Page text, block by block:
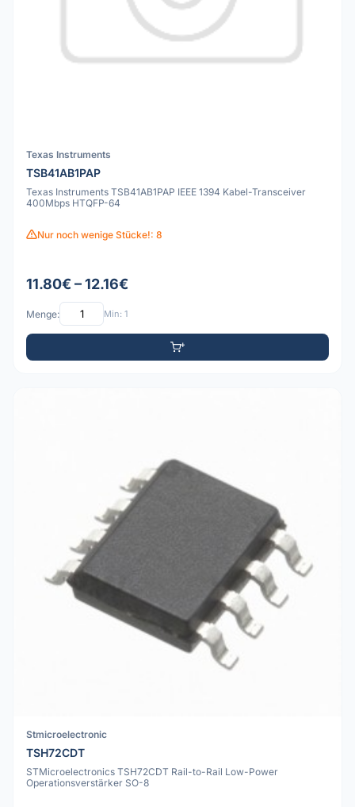
Texas Instruments
TSB41AB1PAP
Texas Instruments TSB41AB1PAP IEEE 1394 Kabel-Transceiver
400Mbps HTQFP-64
Nur noch wenige Stücke!: 8
11.80€ – 12.16€
Menge: Min: 1
Stmicroelectronic
TSH72CDT
STMicroelectronics TSH72CDT Rail-to-Rail Low-Power
Operationsverstärker SO-8